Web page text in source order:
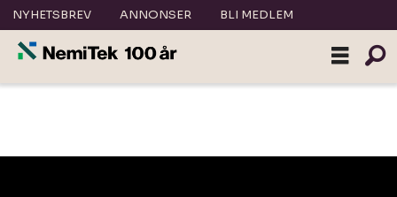
NYHETSBREV ANNONSER BLI MEDLEM